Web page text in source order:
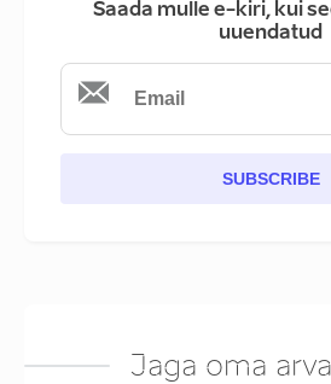
Saada mulle e-kiri, kui
uuendatud
SUBSCRIBE
Jaga oma